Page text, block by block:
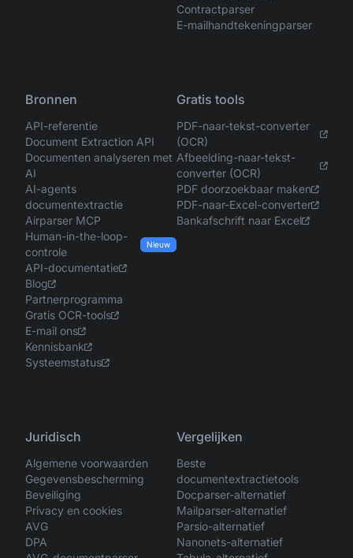
Contractparser
E-mailhandtekeningparser
Bronnen
API-referentie
Document Extraction API
Documenten analyseren met
AI
AI-agents
documentextractie
Airparser MCP
Human-in-the-loop-
controle
Nieuw
API-documentatie
Blog
Partnerprogramma
Gratis OCR-tools
E-mail ons
Kennisbank
Systeemstatus
Gratis tools
PDF-naar-tekst-converter
(OCR)
Afbeelding-naar-tekst-
converter (OCR)
PDF doorzoekbaar maken
PDF-naar-Excel-converter
Bankafschrift naar Excel
Juridisch
Algemene voorwaarden
Gegevensbescherming
Beveiliging
Privacy en cookies
AVG
DPA
Vergelijken
Beste
documentextractietools
Docparser-alternatief
Mailparser-alternatief
Parsio-alternatief
Nanonets-alternatief